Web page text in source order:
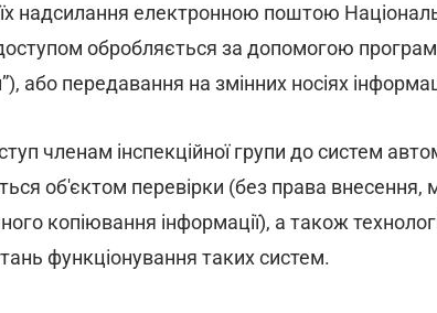
надсилання електронною поштою
обробляється за допомогою
або передавання на змінних носіях
членам інспекційної групи до систем
об'єктом перевірки (без права внесення,
копіювання інформації), а також
функціонування таких систем.